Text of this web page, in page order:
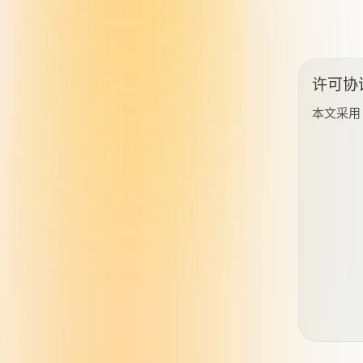
许可协
本文采用